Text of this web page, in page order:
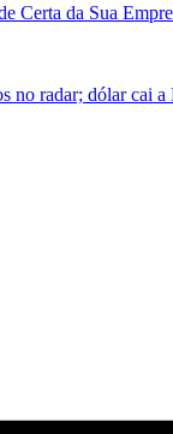
Certa da Sua
no radar; dólar cai a